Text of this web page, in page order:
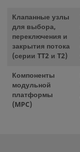
Клапанные узлы
для выбора,
переключения и
закрытия потока
(серии TT2 и T2)
Компоненты
модульной
платформы
(MPC)